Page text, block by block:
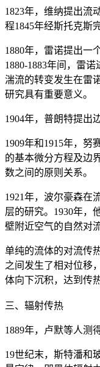
1823年，维纳提出流
程1845年经斯托克斯
1880年，雷诺提出一
1880-1883年间，雷
湍流的转变发生在雷
研究具有重要意义。
1904年，普朗特提出
1909年和1915年，努
的基本微分方程及边
数之间的原则关系。
1921年，波尔豪森在
层的研究。1930年，
壁附近空气的自然对
单纯的流体的对流传
之间发生了相对位移
体向下沉积，达到传
三、辐射传热
1889年，卢默等人测
19世纪末，斯特潘